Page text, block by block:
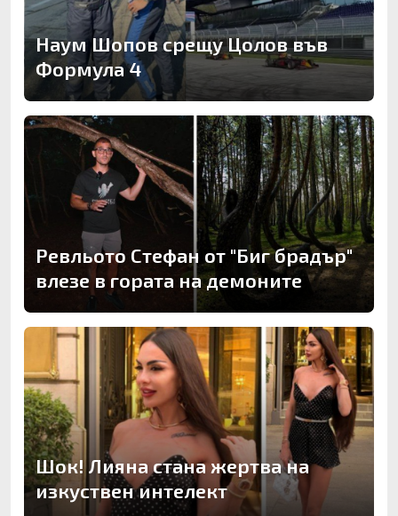
Наум Шопов срещу Цолов във
Формула 4
Ревльото Стефан от "Биг брадър"
влезе в гората на демоните
Шок! Лияна стана жертва на
изкуствен интелект